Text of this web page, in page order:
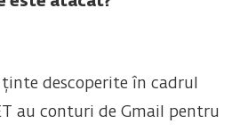
descoperite în cadrul
au conturi de Gmail pentru